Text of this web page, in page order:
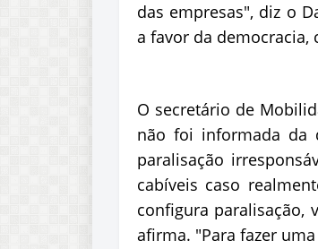
das empresas", diz o
a favor da
O secretário de
não foi informada da
paralisação
cabíveis caso
configura paralisação,
afirma. "Para fazer